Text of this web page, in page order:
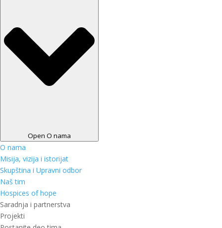
Open O nama
O nama
Misija, vizija i istorijat
Skupština i Upravni odbor
Naš tim
Hospices of hope
Saradnja i partnerstva
Projekti